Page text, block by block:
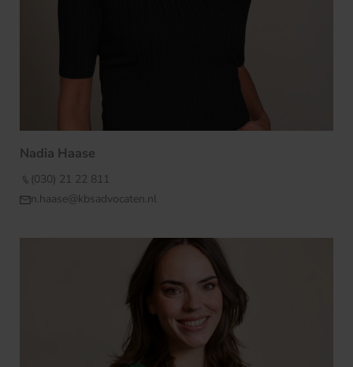
Nadia Haase
(030) 21 22 811
n.haase@kbsadvocaten.nl